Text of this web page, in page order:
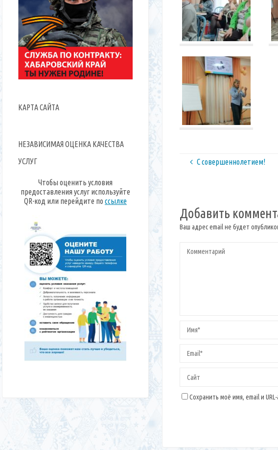
С совершеннолетием!
Добавить
Ваш адрес email не будет
Сохранить моё имя, email и
КАРТА САЙТА
НЕЗАВИСИМАЯ ОЦЕНКА КАЧЕСТВА
УСЛУГ
Чтобы оценить условия
предоставления услуг используйте
QR-код или перейдите по ссылке